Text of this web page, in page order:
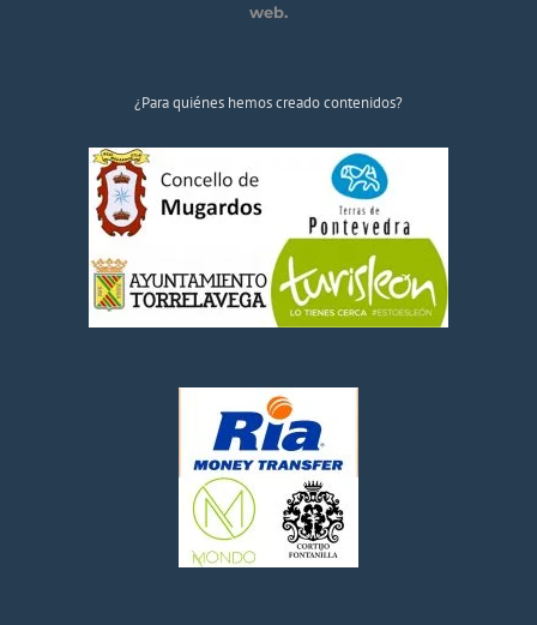
web.
¿Para quiénes hemos creado contenidos?